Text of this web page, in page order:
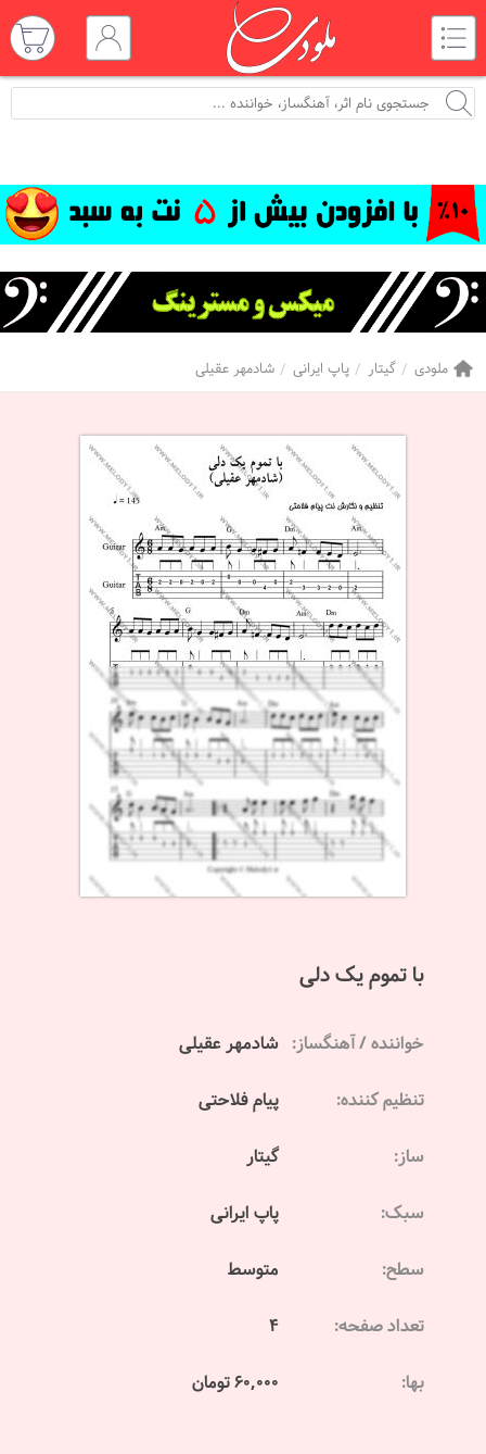
ملودی گیتار پاپ ایرانی شادمهر عقیلی
با تموم یک دلی
خواننده / آهنگساز: شادمهر عقیلی
تنظیم کننده: پیام فلاحتی
ساز: گیتار
سبک: پاپ ایرانی
سطح: متوسط
تعداد صفحه: 4
بها: 60,000 تومان